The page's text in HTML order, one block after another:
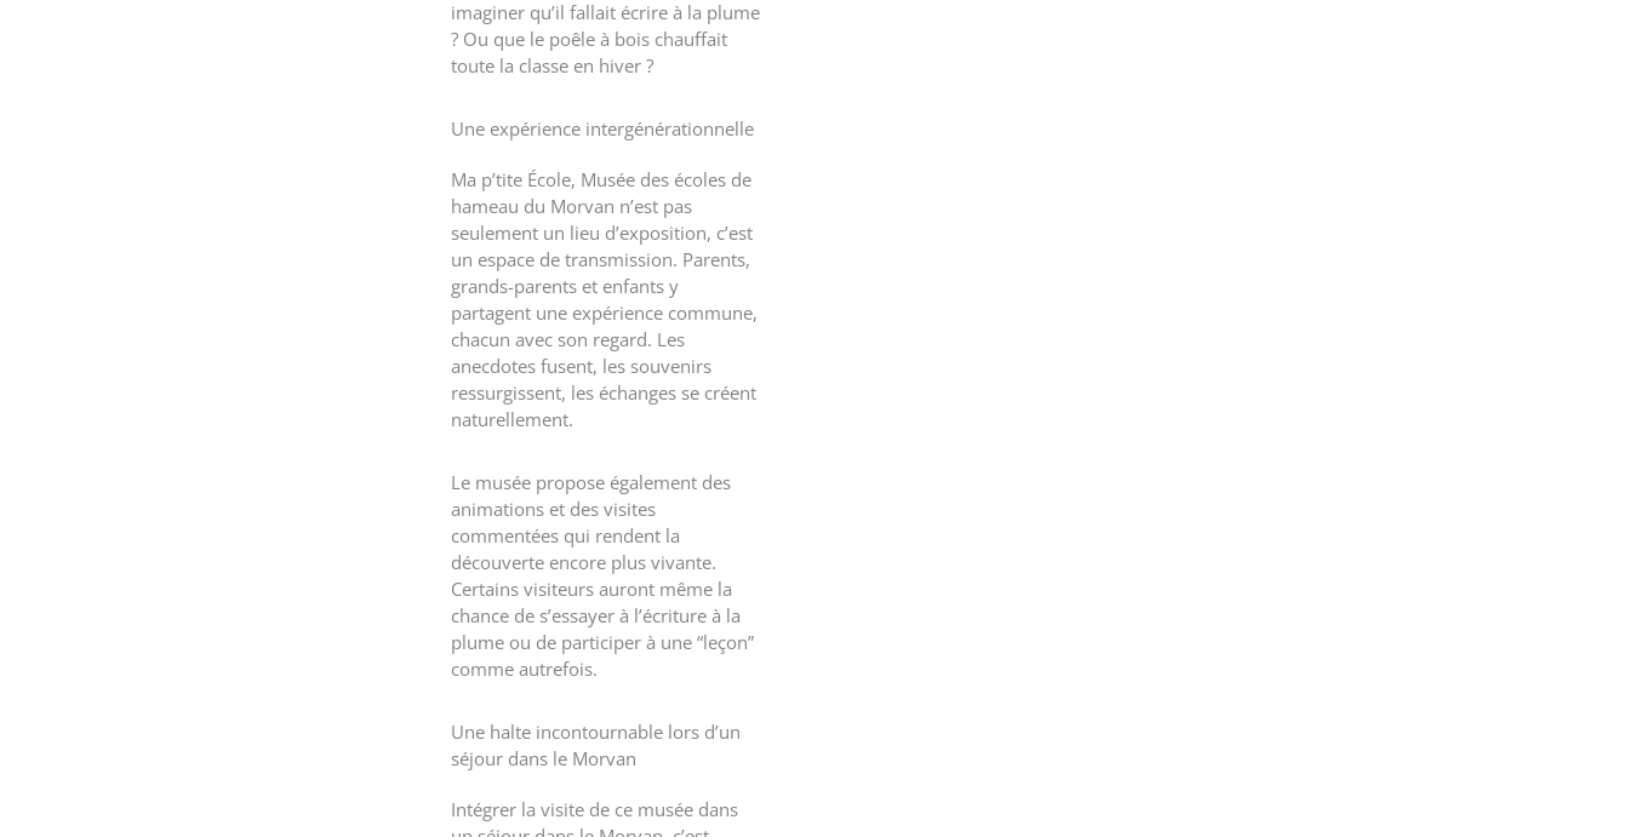
imaginer qu’il fallait écrire à la plume
? Ou que le poêle à bois chauffait
toute la classe en hiver ?
Une expérience intergénérationnelle
Ma p’tite École, Musée des écoles de
hameau du Morvan n’est pas
seulement un lieu d’exposition, c’est
un espace de transmission. Parents,
grands-parents et enfants y
partagent une expérience commune,
chacun avec son regard. Les
anecdotes fusent, les souvenirs
ressurgissent, les échanges se créent
naturellement.
Le musée propose également des
animations et des visites
commentées qui rendent la
découverte encore plus vivante.
Certains visiteurs auront même la
chance de s’essayer à l’écriture à la
plume ou de participer à une “leçon”
comme autrefois.
Une halte incontournable lors d’un
séjour dans le Morvan
Intégrer la visite de ce musée dans